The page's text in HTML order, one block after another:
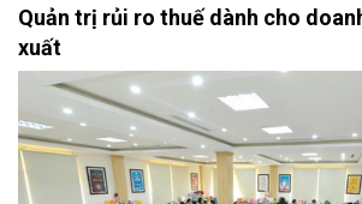
Quản trị rủi ro thuế dành cho
xuất